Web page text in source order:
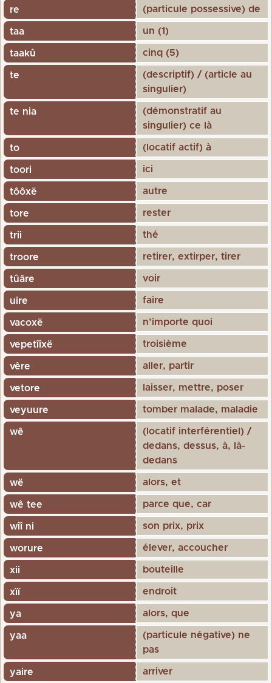
re (particule possessive) de
taa un (1)
taakû cinq (5)
te
(descriptif) / (article au
singulier)
te nia
(démonstratif au
singulier) ce là
to (locatif actif) à
toori ici
tôôxë autre
tore rester
trii thé
troore retirer, extirper, tirer
tûâre voir
uire faire
vacoxë n’importe quoi
vepetîîxë troisième
vêre aller, partir
vetore laisser, mettre, poser
veyuure tomber malade, maladie
wê
(locatif interférentiel) /
dedans, dessus, à, là-
dedans
wë alors, et
wê tee parce que, car
wîî ni son prix, prix
worure élever, accoucher
xii bouteille
xïï endroit
ya alors, que
yaa
(particule négative) ne
pas
yaire arriver